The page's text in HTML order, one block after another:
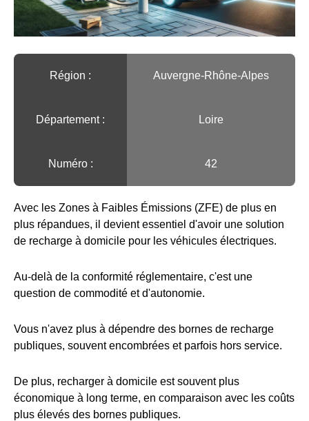
Région :️ Auvergne-Rhône-Alpes
Département : Loire
Numéro : 42
Avec les Zones à Faibles Émissions (ZFE) de plus en
plus répandues, il devient essentiel d'avoir une solution
de recharge à domicile pour les véhicules électriques.
Au-delà de la conformité réglementaire, c'est une
question de commodité et d'autonomie.
Vous n'avez plus à dépendre des bornes de recharge
publiques, souvent encombrées et parfois hors service.
De plus, recharger à domicile est souvent plus
économique à long terme, en comparaison avec les coûts
plus élevés des bornes publiques.